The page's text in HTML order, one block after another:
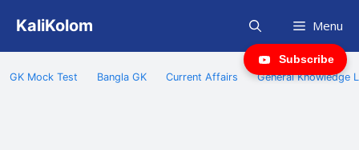
content
KaliKolom Menu
GK Mock Test Bangla GK Current Affairs General Knowledge
Subscribe